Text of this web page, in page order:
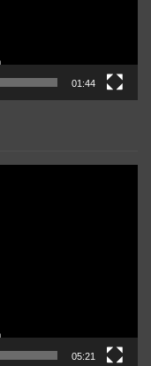
01:44
05:21